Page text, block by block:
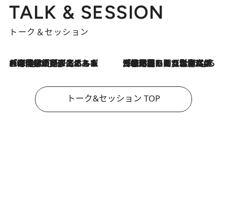
TALK & SESSION
トーク＆セッション
2026.8.3
「今後値上げがあるとすれば…」「リスクがあるのは今年の冬」エネルギー専門家が語る、ホルムズ海峡封鎖が家庭にもたらす“ある心配” 2026.8.3
「住宅建てられない…」「サーチャージ料の高値が続いている」ホルムズ海峡封鎖による影響はいつまで続く？《エネルギー専門家に聞く“どうなる日本の暮らし”》
トーク&セッション TOP